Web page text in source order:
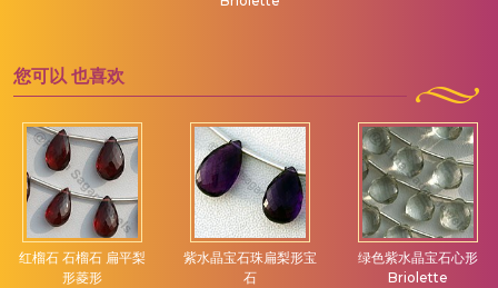
您可以 也喜欢
红榴石 石榴石 扁平梨
形菱形
紫水晶宝石珠扁梨形宝
石
绿色紫水晶宝石心形
Briolette